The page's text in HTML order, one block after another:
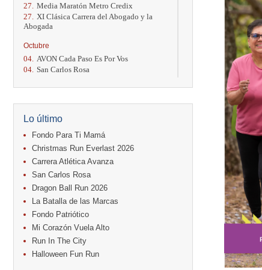
27. Media Maratón Metro Credix
27.
XI Clásica Carrera del Abogado y la
Abogada
Octubre
04. AVON Cada Paso Es Por Vos
04. San Carlos Rosa
11. Run In The City
Caribe Paradise Run
18. Casa Turire Trail Run
18. Warriors Run Circuit
18. Samsung Jacó Beach Half Marathon
25. KRun by Under Armour
25. Run Alajuela
31. Halloween Fun Run
Noviembre
08. Lindora Run
15. Entre Pan y Rosas
Diciembre
Lo último
Fondo Para Ti Mamá
Christmas Run Everlast 2026
Carrera Atlética Avanza
San Carlos Rosa
Dragon Ball Run 2026
La Batalla de las Marcas
Fondo Patriótico
Mi Corazón Vuela Alto
Run In The City
Halloween Fun Run